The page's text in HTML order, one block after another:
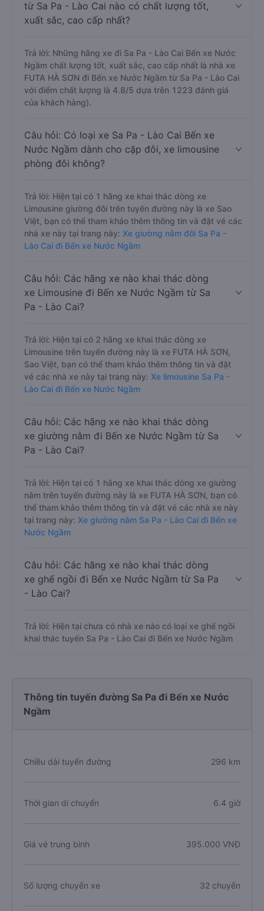
từ Sa Pa - Lào Cai nào có chất lượng tốt,
xuất sắc, cao cấp nhất?
Trả lời: Những hãng xe đi Sa Pa - Lào Cai Bến xe Nước
Ngầm chất lượng tốt, xuất sắc, cao cấp nhất là nhà xe
FUTA HÀ SƠN đi Bến xe Nước Ngầm từ Sa Pa - Lào Cai
với điểm chất lượng là 4.8/5 dựa trên 1223 đánh giá
của khách hàng).
Câu hỏi: Có loại xe Sa Pa - Lào Cai Bến xe
Nước Ngầm dành cho cặp đôi, xe limousine
phòng đôi không?
Trả lời: Hiện tại có 1 hãng xe khai thác dòng xe
Limousine giường đôi trên tuyến đường này là xe Sao
Việt, bạn có thể tham khảo thêm thông tin và đặt vé các
nhà xe này tại trang này: Xe giường nằm đôi Sa Pa -
Lào Cai đi Bến xe Nước Ngầm
Câu hỏi: Các hãng xe nào khai thác dòng
xe Limousine đi Bến xe Nước Ngầm từ Sa
Pa - Lào Cai?
Trả lời: Hiện tại có 2 hãng xe khai thác dòng xe
Limousine trên tuyến đường này là xe FUTA HÀ SƠN,
Sao Việt, bạn có thể tham khảo thêm thông tin và đặt
vé các nhà xe này tại trang này: Xe limousine Sa Pa -
Lào Cai đi Bến xe Nước Ngầm
Câu hỏi: Các hãng xe nào khai thác dòng
xe giường nằm đi Bến xe Nước Ngầm từ Sa
Pa - Lào Cai?
Trả lời: Hiện tại có 1 hãng xe khai thác dòng xe giường
nằm trên tuyến đường này là xe FUTA HÀ SƠN, bạn có
thể tham khảo thêm thông tin và đặt vé các nhà xe này
tại trang này: Xe giường nằm Sa Pa - Lào Cai đi Bến xe
Nước Ngầm
Câu hỏi: Các hãng xe nào khai thác dòng
xe ghế ngồi đi Bến xe Nước Ngầm từ Sa Pa
- Lào Cai?
Trả lời: Hiện tại chưa có nhà xe nào có loại xe ghế ngồi
khai thác tuyến Sa Pa - Lào Cai đi Bến xe Nước Ngầm
Thông tin tuyến đường Sa Pa đi Bến xe Nước
Ngầm
Chiều dài tuyến đường 296 km
Thời gian di chuyển 6.4 giờ
Giá vé trung bình 395.000 VNĐ
Số lượng chuyến xe 32 chuyến